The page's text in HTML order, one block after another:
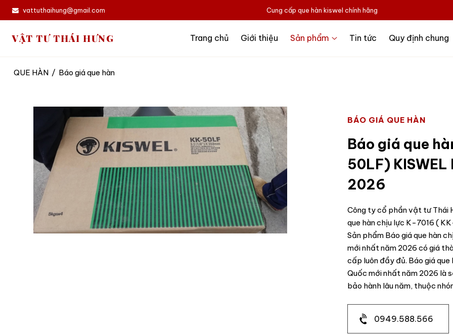
vattuthaihung@gmail.com Cung cấp que hàn kiswel chính hãng
VẬT TƯ THÁI HƯNG Trang chủ Giới thiệu Sản phẩm Tin tức Quy định chung
QUE HÀN / Báo giá que hàn
BÁO GIÁ QUE HÀN
Báo giá que
50LF)
2026
Công ty cổ phần vật tư Thái
que hàn chịu lực K-7016 (
Sản phẩm Báo giá que hàn
mới nhất năm 2026 có giá
cấp luôn đầy đủ. Báo giá
Quốc mới nhất năm 2026 là
bảo hành lâu năm, thuộc
0949.588.566